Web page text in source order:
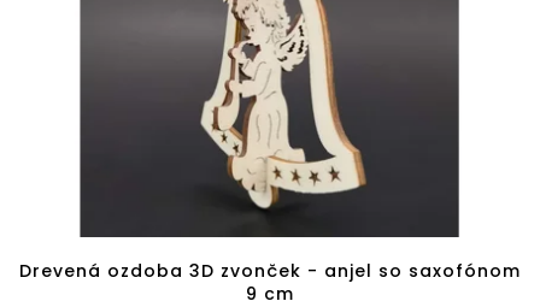
Drevená ozdoba 3D zvonček - anjel so saxofónom
9 cm